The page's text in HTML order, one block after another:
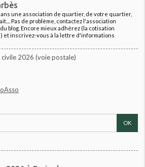
une association de quartier, de votre quartier,
Pas de problème, contactez l'association
blog. Encore mieux adhérez (la cotisation
et inscrivez-vous à la lettre d'informations
2026 (voie postale)